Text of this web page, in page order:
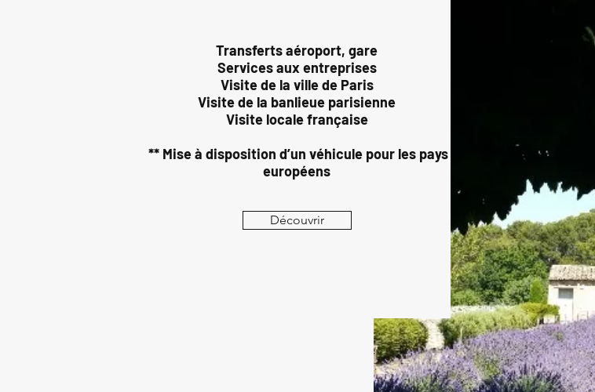
Transferts aéroport, gare
Services aux entreprises
Visite de la ville de Paris
Visite de la banlieue parisienne
Visite locale française
** Mise à disposition d’un véhicule pour les pays
européens
Découvrir